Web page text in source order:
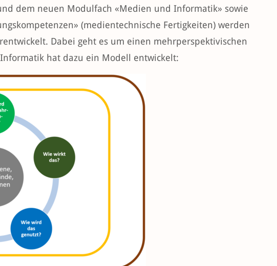
dem neuen Modulfach «Medien und Informatik» sowie
(medientechnische Fertigkeiten) werden
Dabei geht es um einen mehrperspektivischen
hat dazu ein Modell entwickelt: